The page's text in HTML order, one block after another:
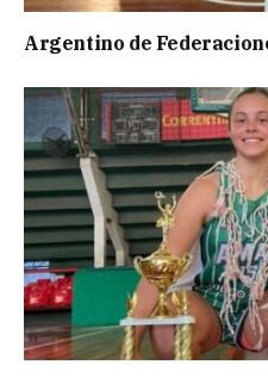
Argentino de